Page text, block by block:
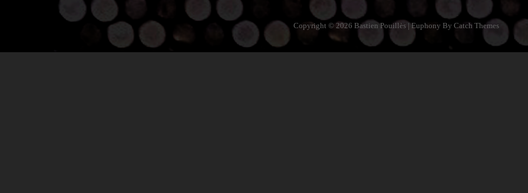
Copyright © 2026 Bastien Pouillès |Euphony By Catch Themes